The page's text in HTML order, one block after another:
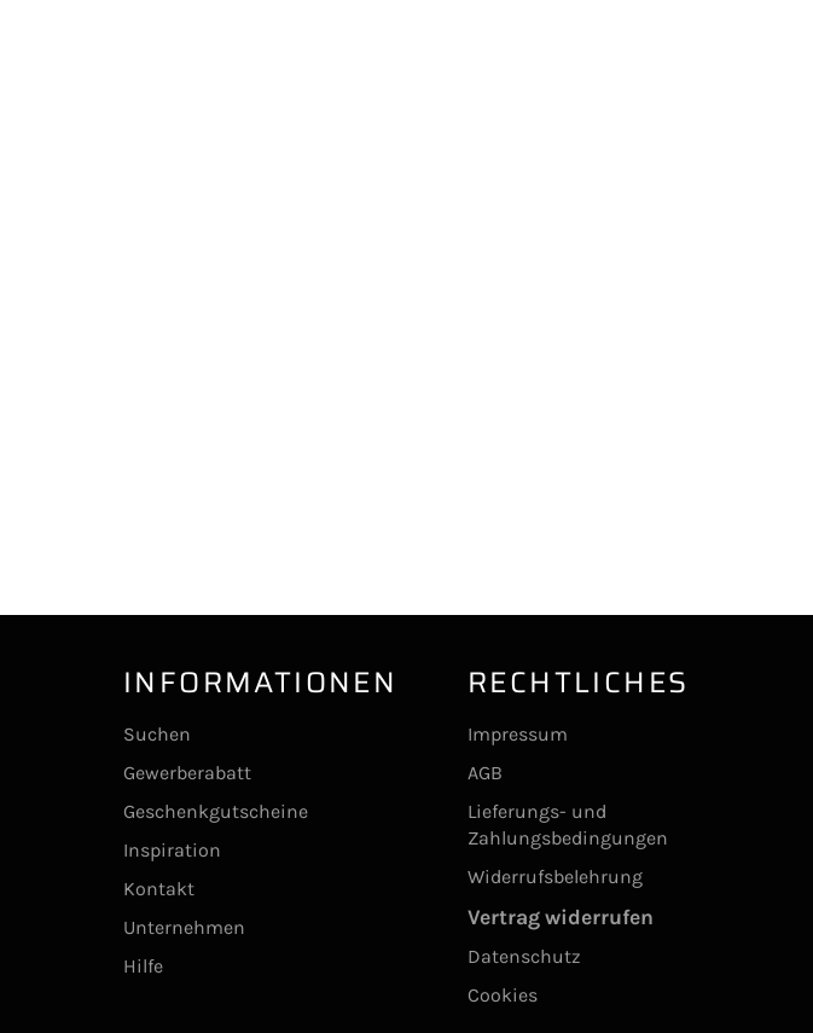
INFORMATIONEN
Suchen
Gewerberabatt
Geschenkgutscheine
Inspiration
Kontakt
Unternehmen
Hilfe
RECHTLICHES
Impressum
AGB
Lieferungs- und
Zahlungsbedingungen
Widerrufsbelehrung
Vertrag widerrufen
Datenschutz
Cookies